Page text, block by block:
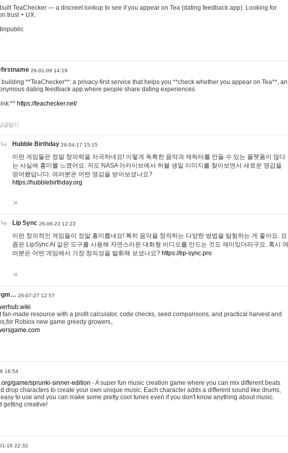
TeaChecker — a discreet lookup to see if you appear on Tea (dating feedback app). Looking for
trust + UX.
26-01-09 14:19
building **TeaChecker**: a privacy-first service that helps you **check whether you appear on Tea**, an
dating feedback app where people share dating experiences.
https://teachecker.net/
글달기
Hubble Birthday 26-04-17 15:15
이런 게임들은 정말 창의력을 자극하네요! 이렇게 독특한 음악과 캐릭터를 만들 수 있는 플랫폼이 많다
는 사실에 흥미를 느꼈어요. 저도 NASA 아카이브에서 허블 생일 이미지를 찾아보면서 새로운 영감을
얻어봤답니다. 여러분은 어떤 영감을 받아보셨나요?
https://hubblebirthday.org
Lip Sync 26-06-23 12:23
이런 창의적인 게임들이 정말 흥미롭네요! 특히 음악을 창작하는 다양한 방법을 탐험하는 게 좋아요. 요
즘은 LipSync AI 같은 도구를 사용해 자연스러운 대화형 비디오를 만드는 것도 재미있더라구요. 혹시 여
러분은 어떤 게임에서 가장 창의성을 발휘해 보셨나요? https://lip-sync.pro
26-07-27 12:57
made resource with a profit calculator, code checks, seed comparisons, and practical harvest and
Roblox new game greedy growers。
16:54
game/sprunki-sinner-edition - A super fun music creation game where you can mix different beats
drop characters to create your own unique music. Each character adds a different sound like drums,
to use and you can make some pretty cool tunes even if you don't know anything about music.
getting creative!
16 22:32